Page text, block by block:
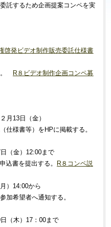
託するため企画提案コンペを実
啓発ビデオ制作販売委託仕様書
。
R８ビデオ制作企画コンペ募
月13日（金）
仕様書等）をHPに掲載する。
（金）12:00まで
込書を提出する。
R８コンペ説
）14:00から
加希望者へ通知する。
（木）17：00まで